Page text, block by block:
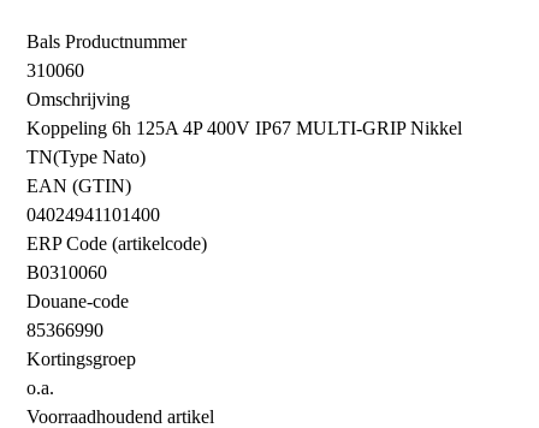
Bals Productnummer
310060
Omschrijving
Koppeling 6h 125A 4P 400V IP67 MULTI-GRIP Nikkel
TN(Type Nato)
EAN (GTIN)
04024941101400
ERP Code (artikelcode)
B0310060
Douane-code
85366990
Kortingsgroep
o.a.
Voorraadhoudend artikel